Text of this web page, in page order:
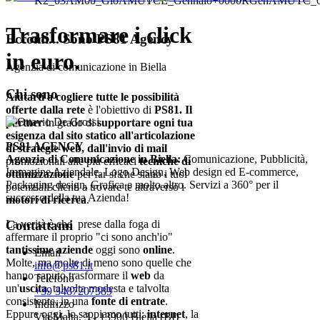
Trasformare i click
in euro.
Aiutarti a cogliere tutte le possibilità
offerte dalla rete è l'obiettivo di PS81. Il
partnerin grado disupportare ogni tua
esigenza dal sito statico all'articolazione
distrategie web, dall'invio di mail
promozionali alle più efficacitecniche di
ottimizzazioneper far sì che siano i tuoi
potenziali clienti a trovare te attraverso i
motori di ricerca.
La verità è che prese dalla foga di
affermare il proprio "ci sono anch'io"
tantissime aziende oggi sono online.
Molte, ma molte di meno sono quelle che
hanno saputo trasformare il web da
un'uscita, talvolta modesta e talvolta
consistente, in una fonte di entrate.
Eppure oggi, lo sappiamo tutti:internet, la
Eccomi... Sono PS81 Agency
Agenzia di comunicazione in Biella
Chi sono
PS81 AGENCY
Agenzia di Comunicazione in Biella:Comunicazione, Pubblicità,
Immagine Aziendale, Logo Design, Web design ed E-commerce,
Packaging design, Grafica e molto altro. Servizi a 360° per il
successo della tua Azienda!
Contattami
Email
info@ps81.it
Telefono
+39 3487207389
Indirizzo
Via Malta, 3 - 13900 Biella (BI)